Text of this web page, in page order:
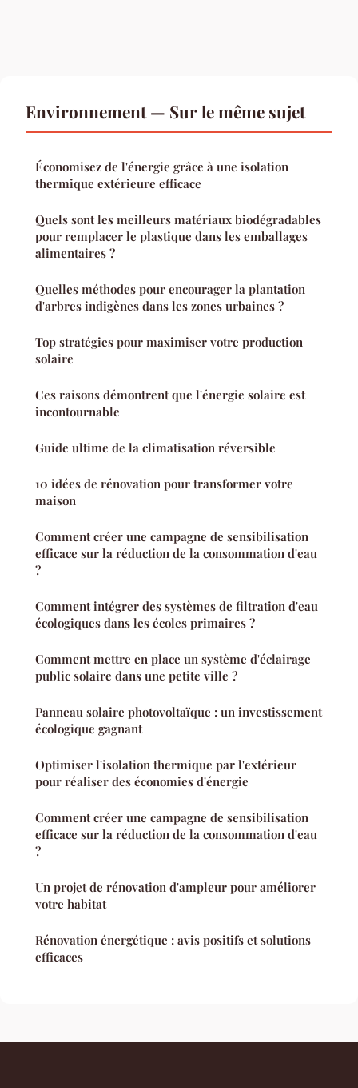
Environnement — Sur le même sujet
Économisez de l'énergie grâce à une isolation
thermique extérieure efficace
Quels sont les meilleurs matériaux biodégradables
pour remplacer le plastique dans les emballages
alimentaires ?
Quelles méthodes pour encourager la plantation
d'arbres indigènes dans les zones urbaines ?
Top stratégies pour maximiser votre production
solaire
Ces raisons démontrent que l'énergie solaire est
incontournable
Guide ultime de la climatisation réversible
10 idées de rénovation pour transformer votre
maison
Comment créer une campagne de sensibilisation
efficace sur la réduction de la consommation d'eau
?
Comment intégrer des systèmes de filtration d'eau
écologiques dans les écoles primaires ?
Comment mettre en place un système d'éclairage
public solaire dans une petite ville ?
Panneau solaire photovoltaïque : un investissement
écologique gagnant
Optimiser l'isolation thermique par l'extérieur
pour réaliser des économies d'énergie
Comment créer une campagne de sensibilisation
efficace sur la réduction de la consommation d'eau
?
Un projet de rénovation d'ampleur pour améliorer
votre habitat
Rénovation énergétique : avis positifs et solutions
efficaces